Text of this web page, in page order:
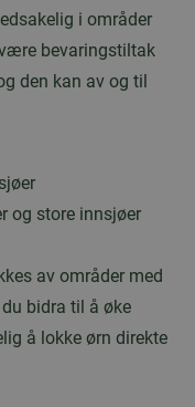
i områder
bevaringstiltak
den kan av og til
og store innsjøer
av områder med
bidra til å øke
å lokke ørn direkte